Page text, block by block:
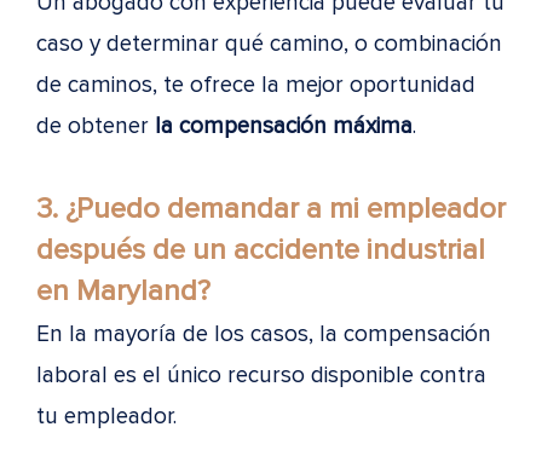
caso y determinar qué camino, o combinación
de caminos, te ofrece la mejor oportunidad
de obtener la compensación máxima.
3. ¿Puedo demandar a mi empleador
después de un accidente industrial
en Maryland?
En la mayoría de los casos, la compensación
laboral es el único recurso disponible contra
tu empleador.